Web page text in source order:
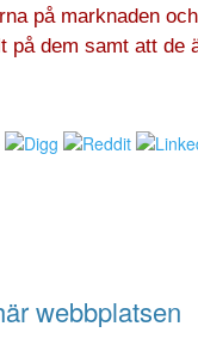
på marknaden
på dem samt att de
webbplatsen